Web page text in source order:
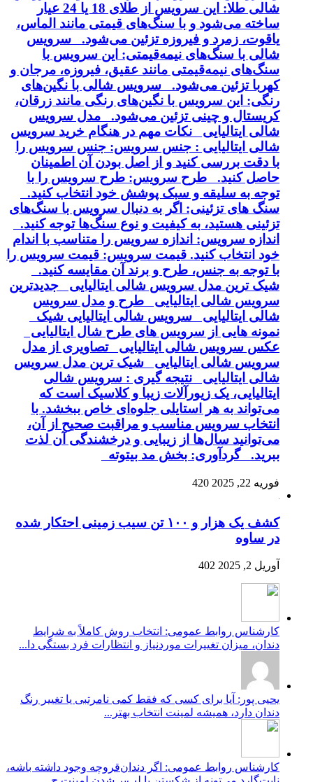
شالی طلا: این سرویس از طلای 18 یا 24 عیار
ساخته می‌شود و با سنگ‌های قیمتی مانند الماس،
یاقوت، زمرد و فیروزه تزئین می‌شود. سرویس
شالی با سنگ‌های نیمه‌قیمتی: این سرویس با
سنگ‌های نیمه‌قیمتی مانند عقیق، فیروزه، مرجان و
کهربا تزئین می‌شود. سرویس شالی با نگین‌های
رنگی: این سرویس با نگین‌های رنگی مانند زرقان،
کریستال و چینی تزئین می‌شود. مدل سرویس
شالی ایتالیایی نکات مهم در هنگام خرید سرویس
شالی ایتالیایی : جنس سرویس: جنس سرویس را
با دقت بررسی کنید و از اصل بودن آن اطمینان
حاصل کنید. طرح سرویس: طرح سرویس را با
توجه به سلیقه و سبک پوشش خود انتخاب کنید.
سنگ های تزئینی: اگر به دنبال سرویس با سنگ‌های
تزئینی هستید، به کیفیت و نوع سنگ‌ها توجه کنید.
اندازه سرویس: اندازه سرویس را متناسب با اندام
خود انتخاب کنید. قیمت سرویس: قیمت سرویس را
با توجه به جنس، طرح و برند آن مقایسه کنید.
شیک ترین مدل سرویس شالی ایتالیایی جدیدترین
سرویس شالی ایتالیایی طرح و مدل سرویس
شالی ایتالیایی سرویس شالی ایتالیایی شیک
نمونه هایی از سرویس های طرح شال ایتالیایی
عکس سرویس شالی ایتالیایی تصاویری از مدل
سرویس شالی ایتالیایی شیک ترین مدل سرویس
شالی ایتالیایی نتیجه گیری : سرویس شالی
ایتالیایی، یک زیورآلات زیبا و کلاسیک است که
می‌تواند به هر استایلی جلوه‌ای خاص ببخشد. با
انتخاب سرویس مناسب و مراقبت صحیح از آن،
می‌توانید سال‌ها از زیبایی و درخشندگی آن لذت
ببرید. گردآوری: بخش مد بیتوته
فوریه 22, 2025 420
کشف یک هزار و ۱۰۰ تن سیب زمینی احتکار شده
در ساوه
آوریل 2, 2025 402
کارشناس روابط عمومی: انتخاب روش کاملاً به شرایط
دندان، میزان تغییرات موردنیاز و انتظارات فرد بستگی دا...
یحیی پور: آیا برای کسی که فقط کمی نامرتبی یا تغییر رنگ
دندان دارد، همیشه لمینت انتخاب بهتر...
کارشناس روابط عمومی: اگر دندان‌قروچه وجود داشته باشه،